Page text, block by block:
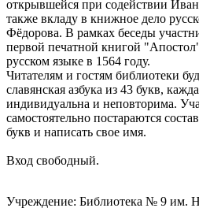
открывшейся при содействии
также вкладу в книжное дело
Фёдорова. В рамках беседы
первой печатной книгой
русском языке в 1564 году.
Читателям и гостям библиотеки
славянская азбука из 43 букв,
индивидуальна и неповторима.
самостоятельно постараются
букв и написать свое имя.
Вход свободный.
Учреждение: Библиотека № 9 им.